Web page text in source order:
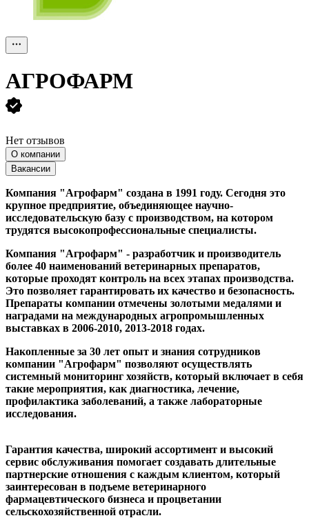
АГРОФАРМ
Нет отзывов
О компании
Вакансии
Компания "Агрофарм" создана в 1991 году. Сегодня это
крупное предприятие, объединяющее научно-
исследовательскую базу с производством, на котором
трудятся высокопрофессиональные специалисты.
Компания "Агрофарм" - разработчик и производитель
более 40 наименований ветеринарных препаратов,
которые проходят контроль на всех этапах производства.
Это позволяет гарантировать их качество и безопасность.
Препараты компании отмечены золотыми медалями и
наградами на международных агропромышленных
выставках в 2006-2010, 2013-2018 годах.
Накопленные за 30 лет опыт и знания сотрудников
компании "Агрофарм" позволяют осуществлять
системный мониторинг хозяйств, который включает в себя
такие мероприятия, как диагностика, лечение,
профилактика заболеваний, а также лабораторные
исследования.
Гарантия качества, широкий ассортимент и высокий
сервис обслуживания помогает создавать длительные
партнерские отношения с каждым клиентом, который
заинтересован в подъеме ветеринарного
фармацевтического бизнеса и процветании
сельскохозяйственной отрасли.